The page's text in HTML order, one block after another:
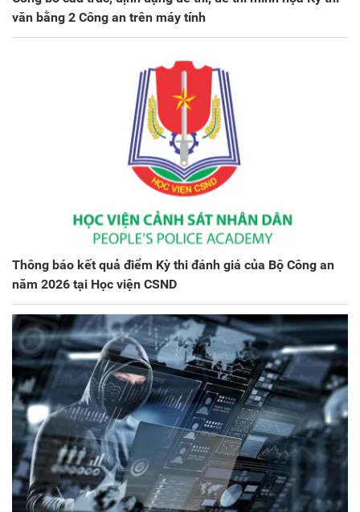
văn bằng 2 Công an trên máy tính
Thông báo kết quả điểm Kỳ thi đánh giá của Bộ Công an
năm 2026 tại Học viện CSND